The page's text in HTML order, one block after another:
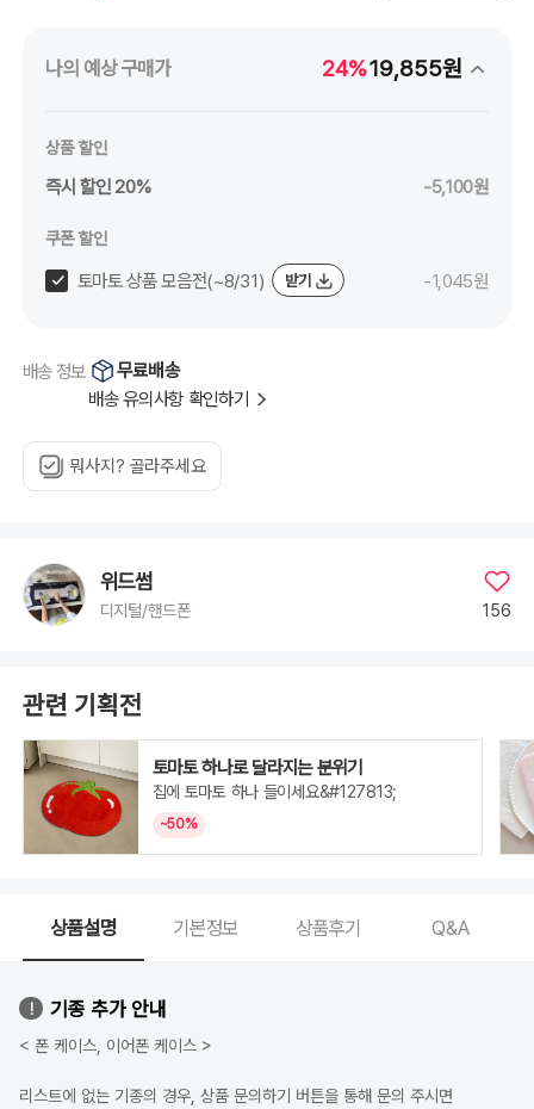
나의 예상 구매가 24%19,855원
상품 할인
즉시 할인 20% -5,100원
쿠폰 할인
토마토 상품 모음전(~8/31) 받기 -1,045원
배송 정보
무료배송
배송 유의사항 확인하기
뭐사지? 골라주세요
위드썸
디지털/핸드폰 156
관련 기획전
토마토 하나로 달라지는 분위기
집에 토마토 하나 들이세요&#127813;
~50%
상품설명 기본정보 상품후기 Q&A
기종 추가 안내
< 폰 케이스, 이어폰 케이스 >
리스트에 없는 기종의 경우, 상품 문의하기 버튼을 통해 문의 주시면